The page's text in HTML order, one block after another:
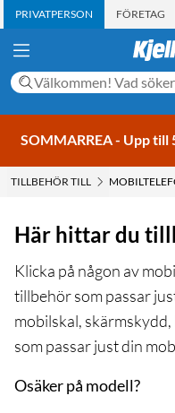
PRIVATPERSON FÖRETAG
SOMMARREA - Upp till
TILLBEHÖR TILL
Här hittar du
Klicka på någon av
tillbehör som passar
mobilskal,
som passar just din
Osäker på modell?